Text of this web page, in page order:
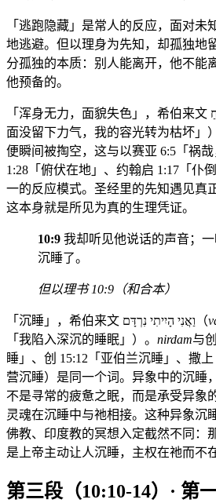
「逃跑隐藏」是常人的反应，面对未
地逃避。但以理身为先知，却孤独地
分孤独的本质：别人能离开，他不能
他预备的。
「浑身无力，面貌失色」，希伯来文 וְלֹא נִשְׁאַר־בִּי כֹּחַ（「我里
面没留下力气，我的容光转为枯坏」
便瞬间被掏空，这与以赛亚 6:5「祸
1:28「俯伏在地」、约翰启 1:17「仆
一的反应模式。圣经里的先知遇见真
这本身就是所见为真的生理凭证。
10:9 我却听见他说话的声音；
沉睡了。
但以理书 10:9（和合本）
「沉睡」，希伯来文 וַאֲנִי הָיִיתִי נִרְדָּם（
「我陷入深沉的睡眠」）。 nirdam与
睡」、创 15:12「亚伯兰沉睡」、撒
营沉睡）是同一个词。异象中的沉睡
不是寻常的疲惫之眠，而是承受异象
灵魂在沉睡中与祂相接。这种异象沉
佛教、印度教的冥想入定截然不同：
是上帝主动让人沉睡，主权在祂而不
第三段（10:10-14）· 第